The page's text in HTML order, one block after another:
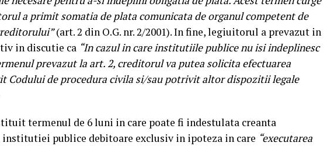
a primit somatia de plata comunicata de organul competent de
(art. 2 din O.G. nr. 2/2001). In fine, legiuitorul a prevazut in
in discutie ca “In cazul in care institutiile publice nu isi indeplinesc
prevazut la art. 2, creditorul va putea solicita efectuarea
Codului de procedura civila si/sau potrivit altor dispozitii legale
termenul de 6 luni in care poate fi indestulata creanta
publice debitoare exclusiv in ipoteza in care “executarea